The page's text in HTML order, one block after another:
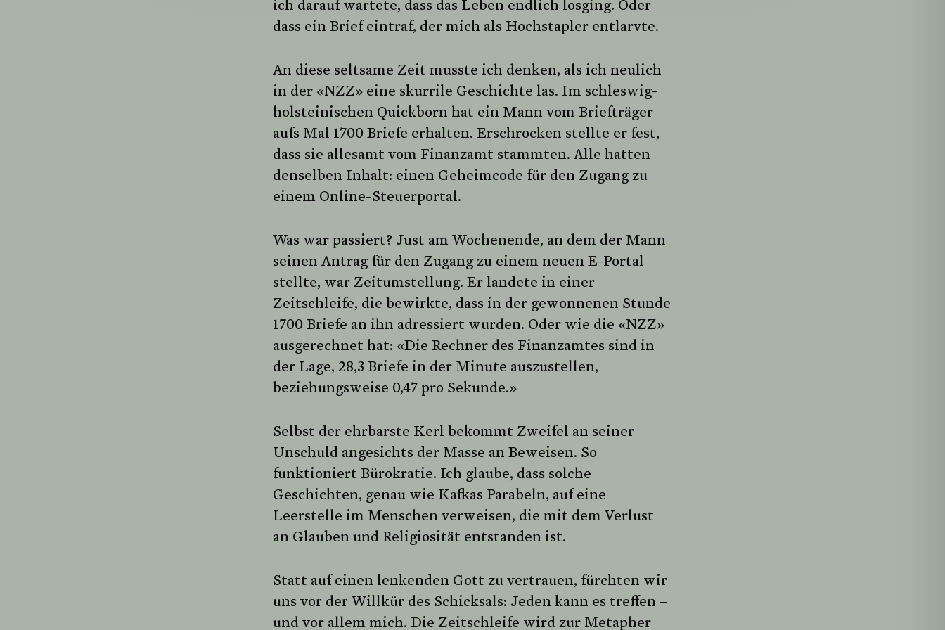
ich darauf wartete, dass das Leben endlich losging. Oder
dass ein Brief eintraf, der mich als Hochstapler entlarvte.
An diese seltsame Zeit musste ich denken, als ich neulich
in der «NZZ» eine skurrile Geschichte las. Im schleswig-
holsteinischen Quickborn hat ein Mann vom Briefträger
aufs Mal 1700 Briefe erhalten. Erschrocken stellte er fest,
dass sie allesamt vom Finanzamt stammten. Alle hatten
denselben Inhalt: einen Geheimcode für den Zugang zu
einem Online-Steuerportal.
Was war passiert? Just am Wochenende, an dem der Mann
seinen Antrag für den Zugang zu einem neuen E-Portal
stellte, war Zeitumstellung. Er landete in einer
Zeitschleife, die bewirkte, dass in der gewonnenen Stunde
1700 Briefe an ihn adressiert wurden. Oder wie die «NZZ»
ausgerechnet hat: «Die Rechner des Finanzamtes sind in
der Lage, 28,3 Briefe in der Minute auszustellen,
beziehungsweise 0,47 pro Sekunde.»
Selbst der ehrbarste Kerl bekommt Zweifel an seiner
Unschuld angesichts der Masse an Beweisen. So
funktioniert Bürokratie. Ich glaube, dass solche
Geschichten, genau wie Kafkas Parabeln, auf eine
Leerstelle im Menschen verweisen, die mit dem Verlust
an Glauben und Religiosität entstanden ist.
Statt auf einen lenkenden Gott zu vertrauen, fürchten wir
uns vor der Willkür des Schicksals: Jeden kann es treffen –
und vor allem mich. Die Zeitschleife wird zur Metapher